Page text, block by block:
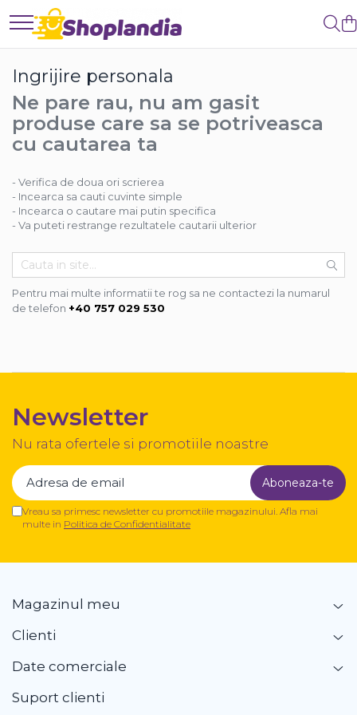
Atelier & Bricolaj
Unelte si scule
Freze
Carote
Filiere
Cutite si placute amovibile
Vopsele si pigmenti
Decapant
Intretinere si reparatii
Auto-Moto
Degresanti
Intretinere caroserie
Solutii antirugina
Curatare aer conditionat
Curatare electronice & IT
Curatare instalatii si centrale
Intretinere uz alimentar
Solutii aparate de cafea
Solutii tehnice
Curatenie
Baie & Bucatarie
Solutii anticalcar
Solutii desfundat tevi
Solutii suprafete
Casa si exterior
Detergenti universali
Intretinere suprafete
Solutii curatat podele
Industriale
Detergenti
Ingrijire personala
Ne pare rau, nu am gasit
produse care sa se potriveasca
cu cautarea ta
- Verifica de doua ori scrierea
- Incearca sa cauti cuvinte simple
- Incearca o cautare mai putin specifica
- Va puteti restrange rezultatele cautarii ulterior
Pentru mai multe informatii te rog sa ne contactezi la numarul
de telefon +40 757 029 530
Newsletter
Nu rata ofertele si promotiile noastre
Vreau sa primesc newsletter cu promotiile magazinului. Afla mai
multe in Politica de Confidentialitate
Magazinul meu
Clienti
Date comerciale
Suport clienti